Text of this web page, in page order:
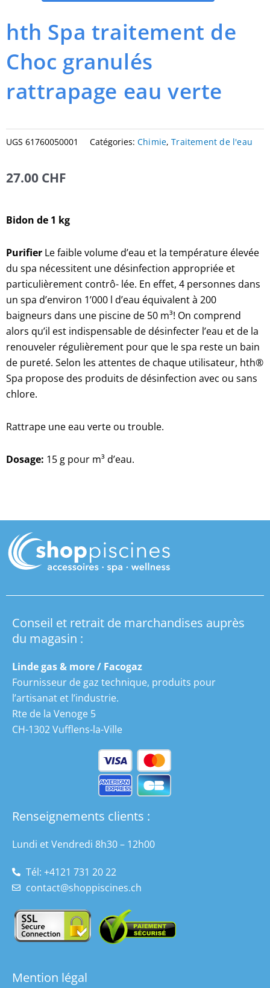
hth Spa traitement de
Choc granulés
rattrapage eau verte
UGS 61760050001 Catégories: Chimie,Traitement de l'eau
27.00 CHF
Bidon de 1 kg
Purifier Le faible volume d’eau et la température élevée
du spa nécessitent une désinfection appropriée et
particulièrement contrô- lée. En effet, 4 personnes dans
un spa d’environ 1’000 l d’eau équivalent à 200
baigneurs dans une piscine de 50 m³! On comprend
alors qu’il est indispensable de désinfecter l’eau et de la
renouveler régulièrement pour que le spa reste un bain
de pureté. Selon les attentes de chaque utilisateur, hth®
Spa propose des produits de désinfection avec ou sans
chlore.
Rattrape une eau verte ou trouble.
Dosage: 15 g pour m³ d’eau.
Conseil et retrait de marchandises auprès
du magasin :
Linde gas & more / Facogaz
Fournisseur de gaz technique, produits pour
l’artisanat et l’industrie.
Rte de la Venoge 5
CH-1302 Vufflens-la-Ville
Renseignements clients :
Lundi et Vendredi 8h30 – 12h00
Tél: +4121 731 20 22
contact@shoppiscines.ch
Mention légal